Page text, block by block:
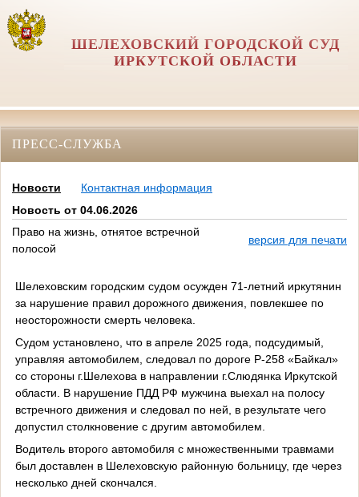
ШЕЛЕХОВСКИЙ ГОРОДСКОЙ СУД
ИРКУТСКОЙ ОБЛАСТИ
ПРЕСС-СЛУЖБА
Новости
Контактная информация
Новость от 04.06.2026
Право на жизнь, отнятое встречной
полосой
версия для печати
Шелеховским городским судом осужден 71-летний иркутянин
за нарушение правил дорожного движения, повлекшее по
неосторожности смерть человека.
Судом установлено, что в апреле 2025 года, подсудимый,
управляя автомобилем, следовал по дороге Р-258 «Байкал»
со стороны г.Шелехова в направлении г.Слюдянка Иркутской
области. В нарушение ПДД РФ мужчина выехал на полосу
встречного движения и следовал по ней, в результате чего
допустил столкновение с другим автомобилем.
Водитель второго автомобиля с множественными травмами
был доставлен в Шелеховскую районную больницу, где через
несколько дней скончался.